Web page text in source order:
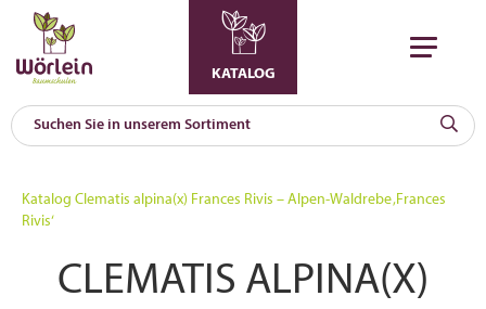
KATALOG
Katalog Clematis alpina(x) Frances Rivis – Alpen-Waldrebe ‚Frances
Rivis‘
CLEMATIS ALPINA(X)